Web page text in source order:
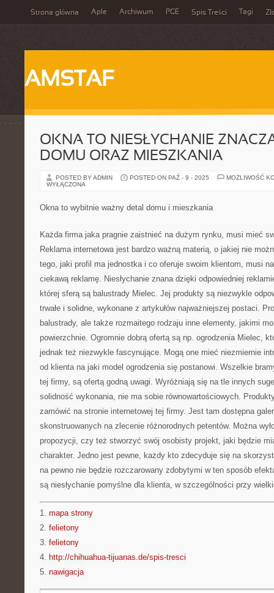
Strona główna Aple Archiwum PGE Spis Treści Tagi
AMSTAF
OKNA TO NIESŁYCHANIE
DOMU ORAZ MIESZKANIA
POSTED BY ADMIN POSTED ON PAŹ - 9 - 2025
MOŻLIWOŚĆ
WYŁĄCZONA
Okna to wybitnie ważny detal domu i mieszkania
Każda firma jaka pragnie zaistnieć na dużym rynku, musi mieć
Reklama internetowa jest bardzo ważną materią, o jakiej nie
tego, jaki profil ma jednostka i co oferuje swoim klientom, musi
ciekawą reklamę. Niesłychanie znana dzięki odpowiedniej
której sferą są balustrady Mielec. Jej produkty są niezwykle
trwałe i solidne, wykonane z artykułów najważniejszej postaci.
balustrady, ale także rozmaitego rodzaju inne elementy, jakimi
powierzchnie. Ogromnie dobrą ofertą są np. ogrodzenia Mielec,
jednak też niezwykle fascynujące. Mogą one mieć niezmiernie
od klienta na jaki model ogrodzenia się postanowi. Wszelkie
tej firmy, są ofertą godną uwagi. Wyróżniają się na tle innych
solidność wykonania, nie ma sobie równowartościowych.
zamówić na stronie internetowej tej firmy. Jest tam dostępna
skonstruowanych na zlecenie różnorodnych petentów. Można
propozycji, czy też stworzyć swój osobisty projekt, jaki będzie
charakter. Jedno jest pewne, każdy kto zdecyduje się na
na pewno nie będzie rozczarowany zdobytymi w ten sposób
są niesłychanie pomyślne dla klienta, w szczególności przy
1. mapa strony
2. felietony
3. felietony
4. http://chihuahua-tijuanas.de/spis-tresci
5. nawigacja